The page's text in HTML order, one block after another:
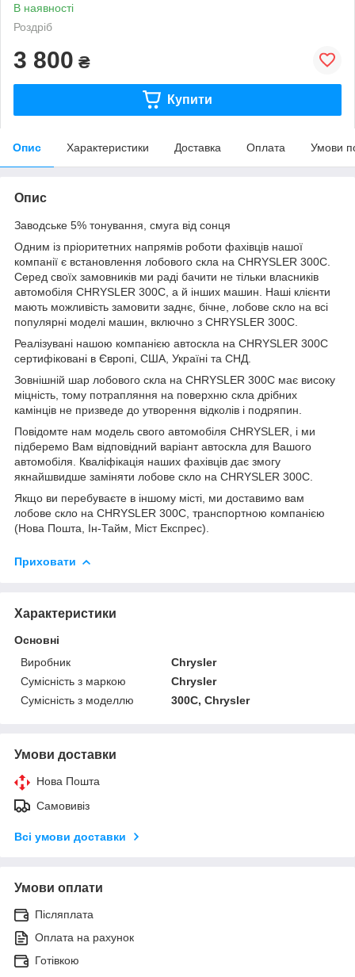
В наявності
Роздріб
3 800 ₴
Купити
Опис Характеристики Доставка Оплата Умови
Опис
Заводське 5% тонування, смуга від сонця
Одним із пріоритетних напрямів роботи фахівців нашої
компанії є встановлення лобового скла на CHRYSLER 300C.
Серед своїх замовників ми раді бачити не тільки власників
автомобіля CHRYSLER 300C, а й інших машин. Наші клієнти
мають можливість замовити заднє, бічне, лобове скло на всі
популярні моделі машин, включно з CHRYSLER 300C.
Реалізувані нашою компанією автоскла на CHRYSLER 300C
сертифіковані в Європі, США, Україні та СНД.
Зовнішній шар лобового скла на CHRYSLER 300C має високу
міцність, тому потрапляння на поверхню скла дрібних
камінців не призведе до утворення відколів і подряпин.
Повідомте нам модель свого автомобіля CHRYSLER, і ми
підберемо Вам відповідний варіант автоскла для Вашого
автомобіля. Кваліфікація наших фахівців дає змогу
якнайшвидше заміняти лобове скло на CHRYSLER 300C.
Якщо ви перебуваєте в іншому місті, ми доставимо вам
лобове скло на CHRYSLER 300C, транспортною компанією
(Нова Пошта, Ін-Тайм, Міст Експрес).
Приховати
Характеристики
Основні
Виробник
Chrysler
Сумісність з маркою
Chrysler
Сумісність з моделлю
300C, Chrysler
Умови доставки
Нова Пошта
Самовивіз
Всі умови доставки
Умови оплати
Післяплата
Оплата на рахунок
Готівкою